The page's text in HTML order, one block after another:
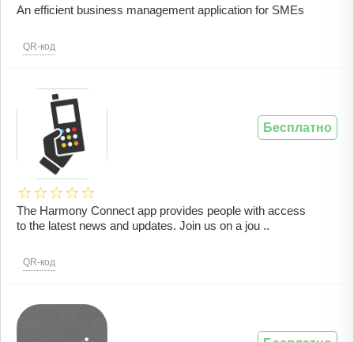
An efficient business management application for SMEs
QR-код
The Harmony Connect app provides people with access
to the latest news and updates. Join us on a jou ..
QR-код
Бесплатно